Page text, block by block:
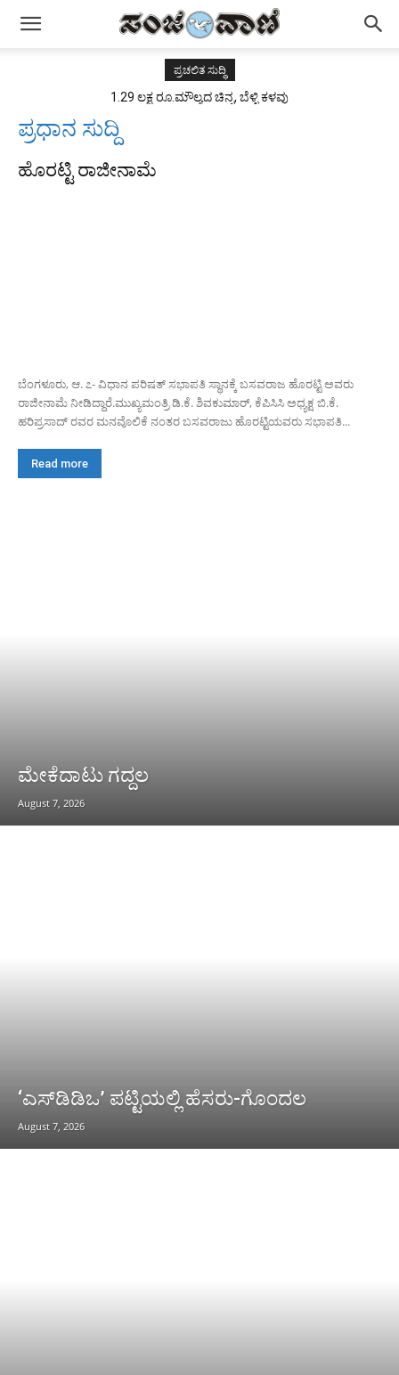
ಪ್ರಚಲಿತ ಸುದ್ಧಿ
1.29 ಲಕ್ಷ ರೂ.ಮೌಲ್ಯದ ಚಿನ್ನ, ಬೆಳ್ಳಿ ಕಳವು
ಪ್ರಧಾನ ಸುದ್ದಿ
ಹೊರಟ್ಟಿ ರಾಜೀನಾಮೆ
ಬೆಂಗಳೂರು, ಆ. ೭- ವಿಧಾನ ಪರಿಷತ್ ಸಭಾಪತಿ ಸ್ಥಾನಕ್ಕೆ ಬಸವರಾಜ ಹೊರಟ್ಟಿ ಅವರು
ರಾಜೀನಾಮೆ ನೀಡಿದ್ದಾರೆ.ಮುಖ್ಯಮಂತ್ರಿ ಡಿ.ಕೆ. ಶಿವಕುಮಾರ್, ಕೆಪಿಸಿಸಿ ಅಧ್ಯಕ್ಷ ಬಿ.ಕೆ.
ಹರಿಪ್ರಸಾದ್ ರವರ ಮನವೊಲಿಕೆ ನಂತರ ಬಸವರಾಜು ಹೊರಟ್ಟಿಯವರು ಸಭಾಪತಿ...
Read more
ಮೇಕೆದಾಟು ಗದ್ದಲ
August 7, 2026
‘ಎಸ್‌ಡಿಡಿಒ’ ಪಟ್ಟಿಯಲ್ಲಿ ಹೆಸರು-ಗೊಂದಲ
August 7, 2026